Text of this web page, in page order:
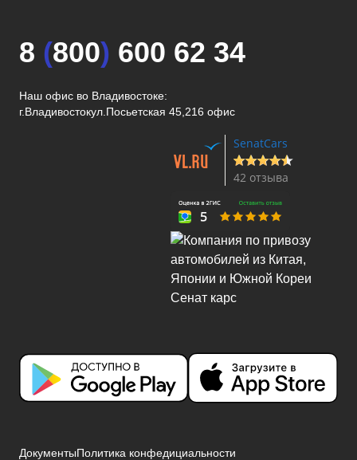
8 (800) 600 62 34
Наш офис во Владивостоке:
г.Владивостокул.Посьетская 45,216 офис
SenatCars
42 отзыва
ДокументыПолитика конфедициальности